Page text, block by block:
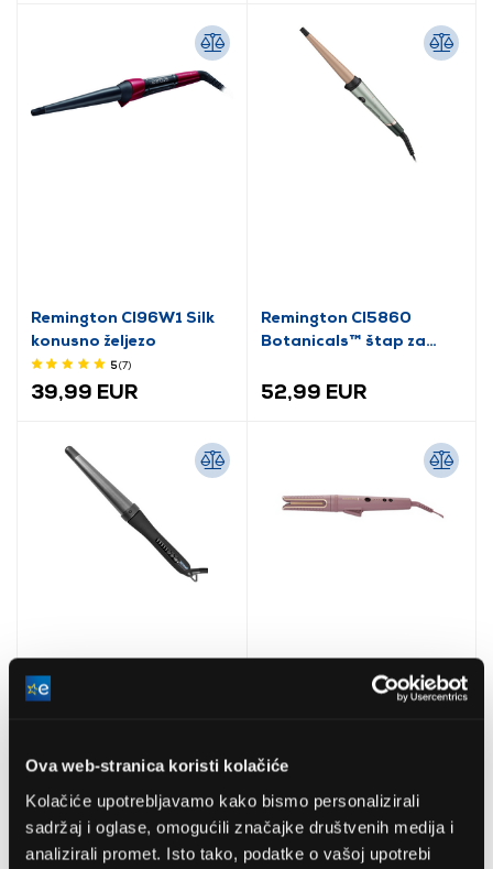
Ova web-stranica koristi kolačiće
Kolačiće upotrebljavamo kako bismo personalizirali
sadržaj i oglase, omogućili značajke društvenih medija i
analizirali promet. Isto tako, podatke o vašoj upotrebi
Remington CI96W1 Silk
konusno željezo
5(7)
39,99 EUR
Remington CI5860
Botanicals™ štap za
52,99 EUR
Wand WD-1000
48,99 EUR
AIRvive™ rotirajući
120,99 EUR